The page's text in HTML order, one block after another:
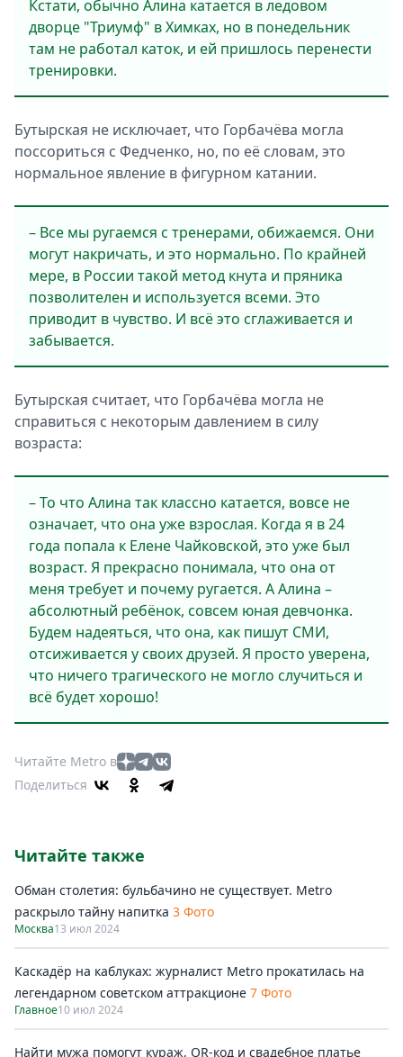
Кстати, обычно Алина катается в ледовом
дворце "Триумф" в Химках, но в понедельник
там не работал каток, и ей пришлось перенести
тренировки.
Бутырская не исключает, что Горбачёва могла
поссориться с Федченко, но, по её словам, это
нормальное явление в фигурном катании.
– Все мы ругаемся с тренерами, обижаемся. Они
могут накричать, и это нормально. По крайней
мере, в России такой метод кнута и пряника
позволителен и используется всеми. Это
приводит в чувство. И всё это сглаживается и
забывается.
Бутырская считает, что Горбачёва могла не
справиться с некоторым давлением в силу
возраста:
– То что Алина так классно катается, вовсе не
означает, что она уже взрослая. Когда я в 24
года попала к Елене Чайковской, это уже был
возраст. Я прекрасно понимала, что она от
меня требует и почему ругается. А Алина –
абсолютный ребёнок, совсем юная девчонка.
Будем надеяться, что она, как пишут СМИ,
отсиживается у своих друзей. Я просто уверена,
что ничего трагического не могло случиться и
всё будет хорошо!
Читайте Metro в
Поделиться
Читайте также
Обман столетия: бульбачино не существует. Metro
раскрыло тайну напитка 3 Фото
Москва13 июл 2024
Каскадёр на каблуках: журналист Metro прокатилась на
легендарном советском аттракционе 7 Фото
Главное10 июл 2024
Найти мужа помогут кураж, QR-код и свадебное платье